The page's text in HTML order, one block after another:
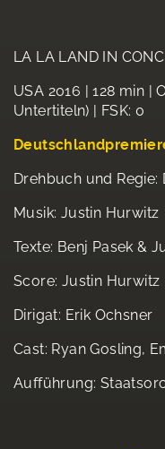
LA LA LAND IN
USA 2016 | 128 min |
Untertiteln) | FSK: 0
Drehbuch und Regie:
Musik: Justin Hurwitz
Texte: Benj Pasek &
Score: Justin Hurwitz
Dirigat: Erik Ochsner
Cast: Ryan Gosling,
Aufführung: